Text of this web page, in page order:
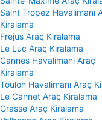
Saint Tropez Havalimanı
Kiralama
Frejus Araç Kiralama
Le Luc Araç Kiralama
Cannes Havalimanı Araç
Kiralama
Toulon Havalimanı Araç
Le Cannet Araç Kiralama
Grasse Araç Kiralama